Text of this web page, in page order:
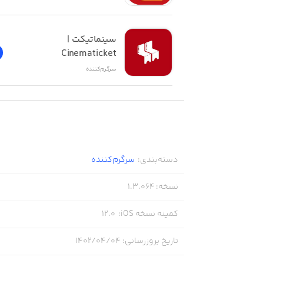
Cinematicket
سرگرم‌کننده
دسته‌بندی: سرگرم‌کننده
نسخه:
1.3.064
کمینه نسخه iOS :
12.0
تاریخ بروزرسانی: ۱۴۰۲/۰۴/۰۴